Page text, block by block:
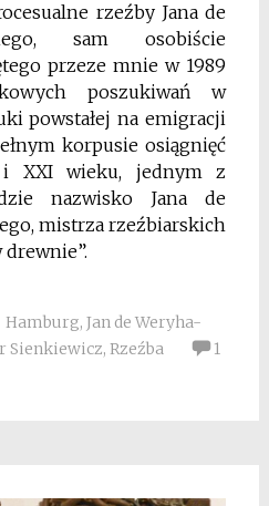
rzeźby Jana de
sam osobiście
przeze mnie w 1989
poszukiwań w
powstałej na emigracji
korpusie osiągnięć
XXI wieku, jednym z
nazwisko Jana de
mistrza rzeźbiarskich
Hamburg, Jan de Weryha-
Sienkiewicz, Rzeźba
1